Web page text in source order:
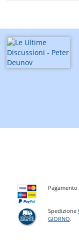
Pagamento
Spedizione
GIORNO.